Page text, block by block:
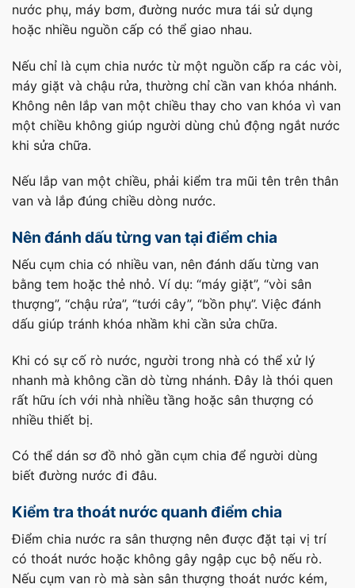
nước phụ, máy bơm, đường nước mưa tái sử dụng
hoặc nhiều nguồn cấp có thể giao nhau.
Nếu chỉ là cụm chia nước từ một nguồn cấp ra các vòi,
máy giặt và chậu rửa, thường chỉ cần van khóa nhánh.
Không nên lắp van một chiều thay cho van khóa vì van
một chiều không giúp người dùng chủ động ngắt nước
khi sửa chữa.
Nếu lắp van một chiều, phải kiểm tra mũi tên trên thân
van và lắp đúng chiều dòng nước.
Nên đánh dấu từng van tại điểm chia
Nếu cụm chia có nhiều van, nên đánh dấu từng van
bằng tem hoặc thẻ nhỏ. Ví dụ: “máy giặt”, “vòi sân
thượng”, “chậu rửa”, “tưới cây”, “bồn phụ”. Việc đánh
dấu giúp tránh khóa nhầm khi cần sửa chữa.
Khi có sự cố rò nước, người trong nhà có thể xử lý
nhanh mà không cần dò từng nhánh. Đây là thói quen
rất hữu ích với nhà nhiều tầng hoặc sân thượng có
nhiều thiết bị.
Có thể dán sơ đồ nhỏ gần cụm chia để người dùng
biết đường nước đi đâu.
Kiểm tra thoát nước quanh điểm chia
Điểm chia nước ra sân thượng nên được đặt tại vị trí
có thoát nước hoặc không gây ngập cục bộ nếu rò.
Nếu cụm van rò mà sàn sân thượng thoát nước kém,